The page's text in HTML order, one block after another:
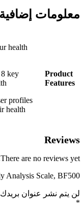
معلومات إضافية
Product
Features
health
8 key
profiles
health
Reviews
There are no reviews yet.
Analysis Scale, BF500”
لن يتم نشر عنوان بريدك
*